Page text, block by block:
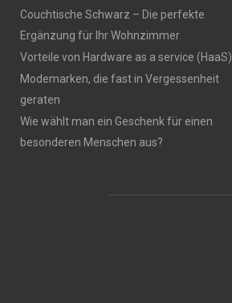
Couchtische Schwarz – Die perfekte
Ergänzung für Ihr Wohnzimmer
Vorteile von Hardware as a service (HaaS)
Modemarken, die fast in Vergessenheit
geraten
Wie wählt man ein Geschenk für einen
besonderen Menschen aus?